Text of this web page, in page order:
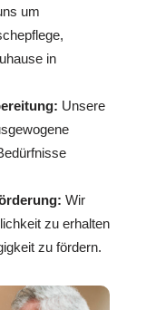
um
in
Unsere
Wir
zu erhalten
zu fördern.